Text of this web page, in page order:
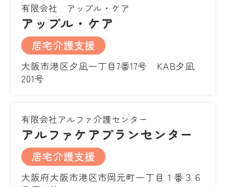
有限会社 アップル・ケア
アップル・ケア
居宅介護支援
大阪市港区夕凪一丁目7番17号 KAB夕凪
201号
有限会社アルファ介護センター
アルファケアプランセンター
居宅介護支援
大阪府大阪市港区市岡元町一丁目１番３６